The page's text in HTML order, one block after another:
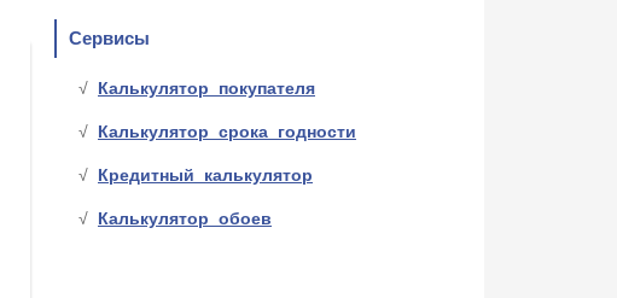
Сервисы
Калькулятор покупателя
Калькулятор срока годности
Кредитный калькулятор
Калькулятор обоев